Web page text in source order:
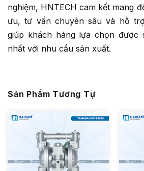
nghiệm, HNTECH cam kết mang
ưu, tư vấn chuyên sâu và hỗ
giúp khách hàng lựa chọn được
nhất với nhu cầu sản xuất.
Sản Phẩm Tương Tự